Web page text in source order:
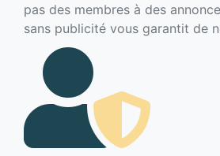
pas des membres à des
sans publicité vous garantit de